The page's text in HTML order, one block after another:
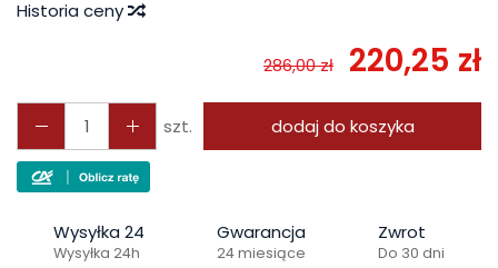
Historia ceny
286,00 zł 220,25 zł
szt. dodaj do koszyka
Wysyłka 24
Wysyłka 24h
Gwarancja
24 miesiące
Zwrot
Do 30 dni